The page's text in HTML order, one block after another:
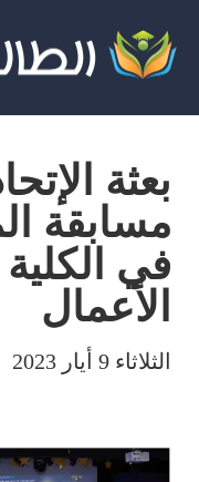
بعثة
مسابقة
في الكلية
الأعمال
الثلاثاء 9 أيار 2023